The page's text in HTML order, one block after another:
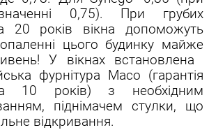
0,75). При грубих
20 років вікна допоможуть
цього будинку майже
У вікнах встановлена
фурнітура Maco (гарантія
10 років) з необхідним
піднімачем стулки, що
відкривання.